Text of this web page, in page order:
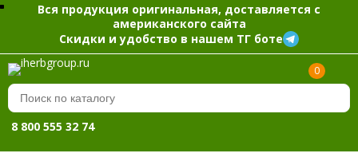
Вся продукция оригинальная, доставляется с
американского сайта
Скидки и удобство в нашем ТГ боте
0
8 800 555 32 74